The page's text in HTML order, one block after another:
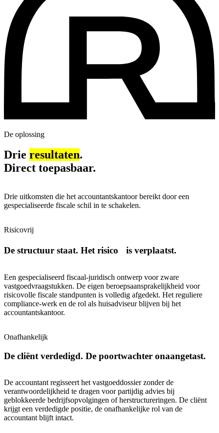
De oplossing
Drie resultaten.
Direct toepasbaar.
Drie uitkomsten die het accountantskantoor bereikt door een
gespecialiseerde fiscale schil in te schakelen.
Risicovrij
De structuur staat. Het risico is verplaatst.
Een gespecialiseerd fiscaal-juridisch ontwerp voor zware
vastgoedvraagstukken. De eigen beroepsaansprakelijkheid voor
risicovolle fiscale standpunten is volledig afgedekt. Het reguliere
compliance-werk en de rol als huisadviseur blijven bij het
accountantskantoor.
Onafhankelijk
De cliënt verdedigd. De poortwachter onaangetast.
De accountant regisseert het vastgoeddossier zonder de
verantwoordelijkheid te dragen voor partijdig advies bij
geblokkeerde bedrijfsopvolgingen of herstructureringen. De cliënt
krijgt een verdedigde positie, de onafhankelijke rol van de
accountant blijft intact.